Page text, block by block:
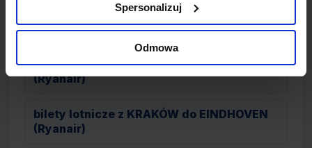
Spersonalizuj
Odmowa
bilety lotnicze z KRAKÓW do MIAMI
(Lufthansa)
bilety lotnicze z KRAKÓW do CORK
(Ryanair)
bilety lotnicze z KRAKÓW do EINDHOVEN
(Ryanair)